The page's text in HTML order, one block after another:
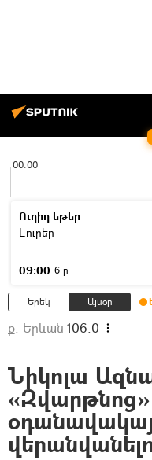
00:00
Ուղիղ եթեր
Լուրեր
09:00 6 ր
Երեկ Այսօր
ք. Երևան 106.0
Նիկոլա
«Զվարթնոց»